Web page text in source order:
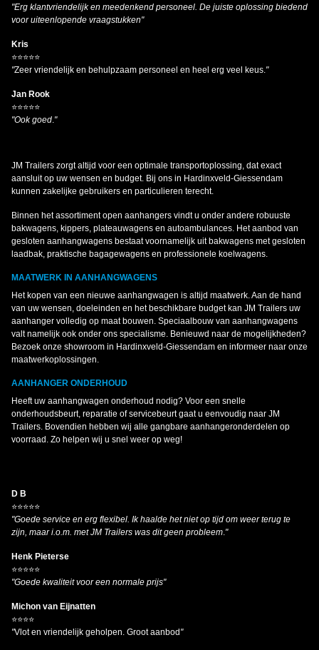
"Erg klantvriendelijk en meedenkend personeel. De juiste oplossing biedend
voor uiteenlopende vraagstukken"
Kris
⭐⭐⭐⭐⭐
"Zeer vriendelijk en behulpzaam personeel en heel erg veel keus."
Jan Rook
⭐⭐⭐⭐⭐
"Ook goed."
JM Trailers zorgt altijd voor een optimale transportoplossing, dat exact
aansluit op uw wensen en budget. Bij ons in Hardinxveld-Giessendam
kunnen zakelijke gebruikers en particulieren terecht.
Binnen het assortiment open aanhangers vindt u onder andere robuuste
bakwagens, kippers, plateauwagens en autoambulances. Het aanbod van
gesloten aanhangwagens bestaat voornamelijk uit bakwagens met gesloten
laadbak, praktische bagagewagens en professionele koelwagens.
MAATWERK IN AANHANGWAGENS
Het kopen van een nieuwe aanhangwagen is altijd maatwerk. Aan de hand
van uw wensen, doeleinden en het beschikbare budget kan JM Trailers uw
aanhanger volledig op maat bouwen. Speciaalbouw van aanhangwagens
valt namelijk ook onder ons specialisme. Benieuwd naar de mogelijkheden?
Bezoek onze showroom in Hardinxveld-Giessendam en informeer naar onze
maatwerkoplossingen.
AANHANGER ONDERHOUD
Heeft uw aanhangwagen onderhoud nodig? Voor een snelle
onderhoudsbeurt, reparatie of servicebeurt gaat u eenvoudig naar JM
Trailers. Bovendien hebben wij alle gangbare aanhangeronderdelen op
voorraad. Zo helpen wij u snel weer op weg!
D B
⭐⭐⭐⭐⭐
"Goede service en erg flexibel. Ik haalde het niet op tijd om weer terug te
zijn, maar i.o.m. met JM Trailers was dit geen probleem."
Henk Pieterse
⭐⭐⭐⭐⭐
"Goede kwaliteit voor een normale prijs"
Michon van Eijnatten
⭐⭐⭐⭐
"Vlot en vriendelijk geholpen. Groot aanbod "